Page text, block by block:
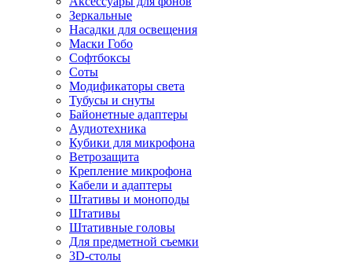
Зеркальные
Насадки для освещения
Маски Гобо
Софтбоксы
Соты
Модификаторы света
Тубусы и снуты
Байонетные адаптеры
Аудиотехника
Кубики для микрофона
Ветрозащита
Крепление микрофона
Кабели и адаптеры
Штативы и моноподы
Штативы
Штативные головы
Для предметной съемки
3D-столы